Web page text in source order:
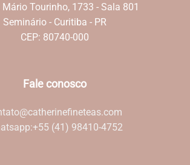
Mário Tourinho, 1733 - Sala 801
Seminário - Curitiba - PR
CEP: 80740-000
Fale conosco
+55 (41) 98410-4752